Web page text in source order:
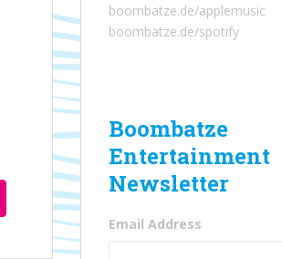
boombatze.de/applemusic
boombatze.de/spotify
Boombatze
Entertainment
Newsletter
Email Address